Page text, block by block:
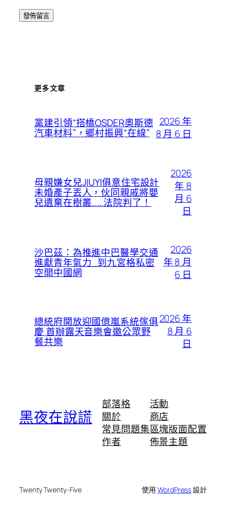
更多文章
黨建引領“搭橋OSDER奧斯德
汽車材料”，鄉村振興“在線”
2026 年
8 月 6 日
母親嫌女兒JIUYI俱意住宅設計
未婚產子丟人，伙同親戚將嬰
兒遺棄在樹叢……法院判了！
2026
年 8
月 6
日
沙巴茲：為推進中巴醫學交通
進獻青年氣力_到九宮格私密
空間中國網
2026
年 8 月
6 日
總統府開放迎國億嵐系統傢俱
慶 首辦露天音樂會邀公眾野
餐共樂
2026 年
8 月 6
日
黑夜在說謊
部落格
關於
常見問題集
作者
活動
商店
區塊版面配置
佈景主題
Twenty Twenty-Five 使用WordPress設計